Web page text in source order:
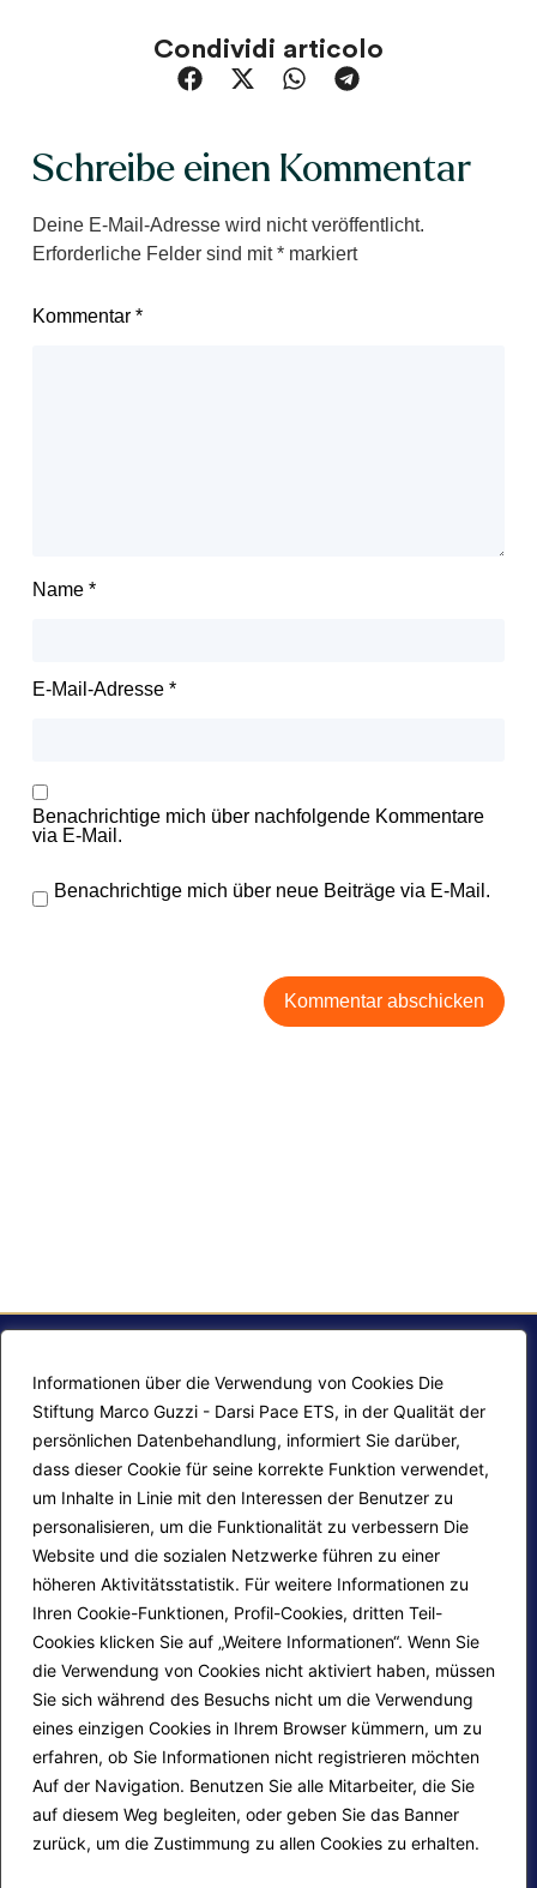
Informationen über die Verwendung von Cookies Die
Stiftung Marco Guzzi - Darsi Pace ETS, in der Qualität der
persönlichen Datenbehandlung, informiert Sie darüber,
dass dieser Cookie für seine korrekte Funktion verwendet,
um Inhalte in Linie mit den Interessen der Benutzer zu
personalisieren, um die Funktionalität zu verbessern Die
Website und die sozialen Netzwerke führen zu einer
höheren Aktivitätsstatistik. Für weitere Informationen zu
Ihren Cookie-Funktionen, Profil-Cookies, dritten Teil-
Cookies klicken Sie auf „Weitere Informationen“. Wenn Sie
die Verwendung von Cookies nicht aktiviert haben, müssen
Sie sich während des Besuchs nicht um die Verwendung
eines einzigen Cookies in Ihrem Browser kümmern, um zu
erfahren, ob Sie Informationen nicht registrieren möchten
Auf der Navigation. Benutzen Sie alle Mitarbeiter, die Sie
auf diesem Weg begleiten, oder geben Sie das Banner
zurück, um die Zustimmung zu allen Cookies zu erhalten.
Condividi articolo
Schreibe einen Kommentar
Deine E-Mail-Adresse wird nicht veröffentlicht.
Erforderliche Felder sind mit*markiert
Kommentar *
Name *
E-Mail-Adresse *
Benachrichtige mich über nachfolgende Kommentare
via E-Mail.
Benachrichtige mich über neue Beiträge via E-Mail.
F.A.Q.
Mappa del sito
Progetti Darsi Pace
Login redattori
Calendario corsi
Privacy Policy
Cookie Policy
Seguici su: